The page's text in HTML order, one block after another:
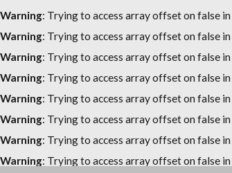
Warning: Trying to access array offset on false in
Warning: Trying to access array offset on false in
Warning: Trying to access array offset on false in
Warning: Trying to access array offset on false in
Warning: Trying to access array offset on false in
Warning: Trying to access array offset on false in
Warning: Trying to access array offset on false in
Warning: Trying to access array offset on false in